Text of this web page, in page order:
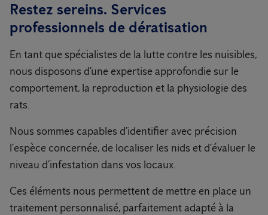
Restez sereins. Services
professionnels de dératisation
En tant que spécialistes de la lutte contre les nuisibles,
nous disposons d’une expertise approfondie sur le
comportement, la reproduction et la physiologie des
rats.
Nous sommes capables d’identifier avec précision
l’espèce concernée, de localiser les nids et d’évaluer le
niveau d’infestation dans vos locaux.
Ces éléments nous permettent de mettre en place un
traitement personnalisé, parfaitement adapté à la